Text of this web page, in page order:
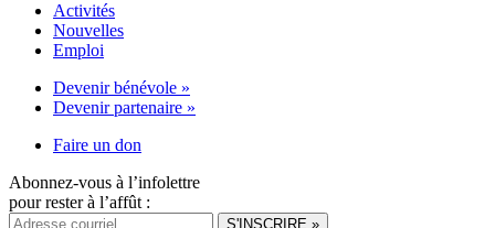
Activités
Nouvelles
Emploi
Devenir bénévole »
Devenir partenaire »
Faire un don
Abonnez-vous à l’infolettre
pour rester à l’affût :